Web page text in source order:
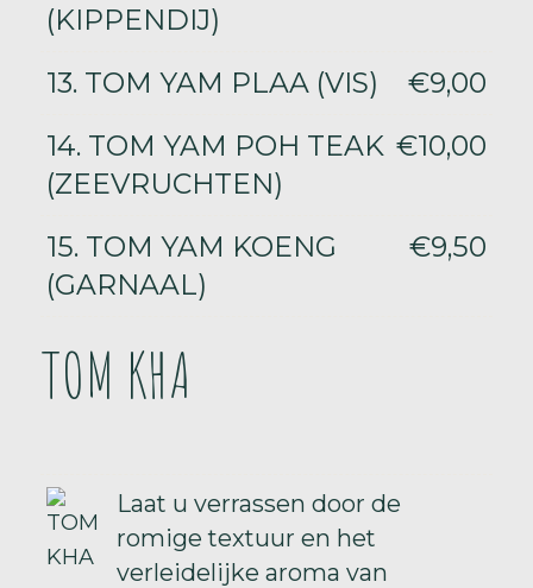
(KIPPENDIJ)
13. TOM YAM PLAA (VIS)
€9,00
14. TOM YAM POH TEAK
(ZEEVRUCHTEN)
€10,00
15. TOM YAM KOENG
(GARNAAL)
€9,50
TOM KHA
Laat u verrassen door de
romige textuur en het
verleidelijke aroma van